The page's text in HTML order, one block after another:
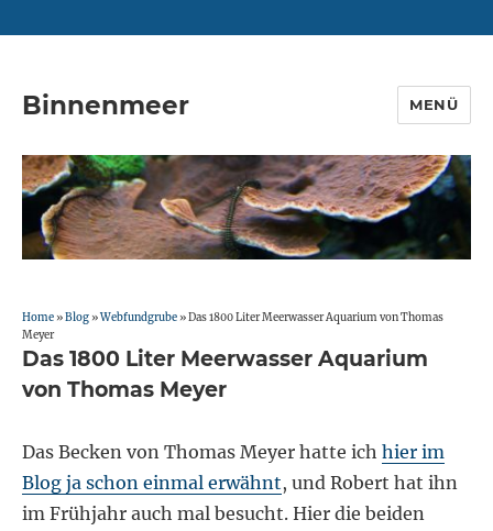
Binnenmeer MENÜ
Home »Blog »Webfundgrube »Das 1800 Liter Meerwasser Aquarium von Thomas
Meyer
Das 1800 Liter Meerwasser Aquarium
von Thomas Meyer
Das Becken von Thomas Meyer hatte ichhier im
Blog ja schon einmal erwähnt, und Robert hat ihn
im Frühjahr auch mal besucht. Hier die beiden